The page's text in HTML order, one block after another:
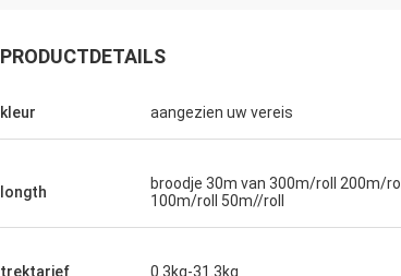
PRODUCTDETAILS
kleur aangezien uw vereis
longth
broodje 30m van 300m/roll 200m/roll
100m/roll 50m//roll
trektarief 0.3kg-31.3kg